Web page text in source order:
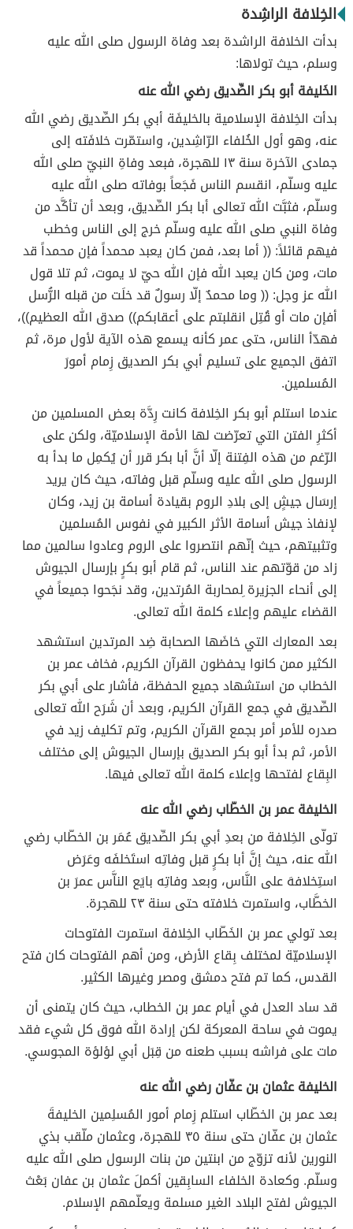
الخِلافة الراشِدة
بدأت الخلافة الراشدة بعد وفاة الرسول صلى الله عليه
وسلم، حيث تولاها:
الخَليفة أبو بكر الصِّديق رضي الله عنه
بدأت الخِلافة الإسلامية بالخليفَة أبي بكر الصِّديق رضي الله
عنه، وهو أول الخُلفاء الرّاشِدين، واستمّرت خلافَته إلى
جمادى الآخرة سنة ١٣ للهجرة، فبعد وفاةِ النبيّ صلى الله
عليه وسلّم، انقسم الناس فَجَعاً بوفاته صلى الله عليه
وسلّم، فثبَّت الله تعالى أبا بكر الصِّديق، وبعد أن تأكَّد من
وفاة النبي صلى الله عليه وسلّم خرج إلى الناس وخطب
فيهم قائلاً: (( أما بعد، فمن كان يعبد محمداً فإن محمداً قد
مات، ومن كان يعبد الله فإن الله حيّ لا يموت، ثم تلا قول
الله عز وجل: (( وما محمدٌ إلّا رسولٌ قد خلَت من قبله الرُّسل
أفإن مات أو قُتِل انقلبتم على أعقابكم)) صدق الله العظيم))،
فهدّأ الناس، حتى عمر كأنه يسمع هذه الآية لأول مرة، ثم
اتفق الجميع على تسليم أبي بكر الصديق زِمام أمورَ
المُسلمين.
عندما استلم أبو بكر الخِلافة كانت رِدَّة بعض المسلمين من
أكثرِ الفتن التي تعرّضت لها الأمة الإسلاميّة، ولكن على
الرّغم من هذه الفِتنة إلّا أنَّ أبا بكر قرر أن يُكمِل ما بدأ به
الرسول صلى الله عليه وسلّم قبل وفاته، حيث كان يريد
إرسَال جيشٍ إلى بلادِ الروم بقيادة أسامة بن زيد، وكان
لإنفاذ جيش أسامة الأثر الكبير في نفوس المُسلمين
وتثبيتهم، حيث إنّهم انتصروا على الروم وعادوا سالمين مما
زاد من قوّتهم عند الناس، ثم قام أبو بكرٍ بإرسال الجيوش
إلى أنحاء الجزيرة ِلمحاربة المُرتدين، وقد نجَحوا جميعاً في
القضاء عليهم وإعلاء كلمة الله تعالى.
بعد المعارك التي خاضَها الصحابة ضِد المرتدين استشهد
الكثير ممن كانوا يحفظون القرآن الكريم، فخاف عمر بن
الخطاب من استشهاد جميع الحفظة، فأشار على أبي بكر
الصِّديق في جمع القرآن الكريم، وبعد أن شَرَح الله تعالى
صدره للأمر أمر بجمع القرآن الكريم، وتم تكليف زيد في
الأمر، ثم بدأ أبو بكر الصديق بإرسال الجيوش إلى مختلف
البِقاع لفتحها وإعلاء كلمة الله تعالى فيها.
الخليفة عمر بن الخطّاب رضي الله عنه
تولّى الخِلافة من بعدِ أبي بكر الصِّديق عُمَر بن الخطّاب رضي
الله عنه، حيث إنَّ أبا بكرٍ قبل وفاتِه استَخلفَه وعَرَض
استِخلافهَ على النَّاس، وبعد وفاتِه بايَع الناَّس عمرَ بن
الخطَّاب، واستمرت خلافته حتى سنة ٢٣ للهجرة.
بعد تولي عمر بن الخَطّاب الخِلافة استمرت الفتوحات
الإسلاميّة لمختلف بِقاع الأرض، ومن أهم الفتوحات كان فتح
القدس، كما تم فتح دمشق ومصر وغيرها الكثير.
قد ساد العدل في أيام عمر بن الخطاب، حيث كان يتمنى أن
يموت في ساحة المعركة لكن إرادة الله فوق كل شيء فقد
مات على فراشه بسبب طعنه من قِبَل أبي لؤلؤة المجوسي.
الخليفة عثمان بن عفّان رضي الله عنه
بعد عمر بن الخطّاب استلم زِمام أمور المُسلِمين الخليفةَ
عثمان بن عفّان حتى سنة ٣٥ للهجرة، وعثمان ملّقب بذي
النورين لأنه تزوّج من ابنتين من بنات الرسول صلى الله عليه
وسلّم. وكعادة الخلفاء السابِقين أكملَ عثمان بن عفان بَعْث
الجيوش لفتح البلاد الغير مسلمة ويعلّمهم الإسلام.